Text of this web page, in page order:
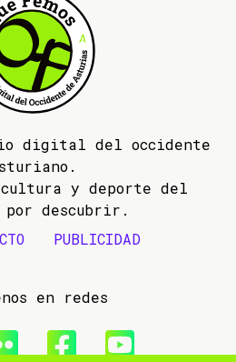
digital del occidente
y deporte del
por descubrir.
PUBLICIDAD
en redes